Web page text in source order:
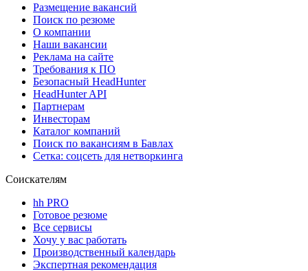
Размещение вакансий
Поиск по резюме
О компании
Наши вакансии
Реклама на сайте
Требования к ПО
Безопасный HeadHunter
HeadHunter API
Партнерам
Инвесторам
Каталог компаний
Поиск по вакансиям в Бавлах
Сетка: соцсеть для нетворкинга
Соискателям
hh PRO
Готовое резюме
Все сервисы
Хочу у вас работать
Производственный календарь
Экспертная рекомендация